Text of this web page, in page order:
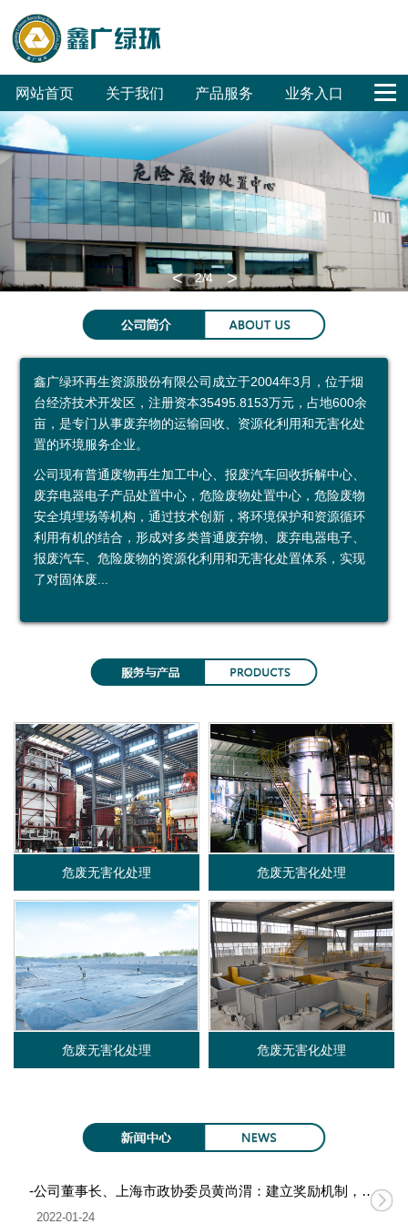
网站首页 关于我们
公
概
况
鑫
文
化
合
作
客
户
联
系
我
们
成
员
鑫
广
再
生
资
上
海
）
有
限
公
司
烟
台
绿
环
运
限
公
司
产品服务
回
收
体
系
危
废
无
害
化
置
废
旧
汽
车
拆
解
废
家
电
拆
解
普
废
加
工
利
用
业务入口
销
招
工
招
标
公
OA
环保科普
环
保
展
示
中
心
普
公
益
参
观
预
约
投资者关系
告 告
2/4
< >
鑫广绿环再生资源股份有限公司成立于2004年3月，位于烟
台经济技术开发区，注册资本35495.8153万元，占地600余
亩，是专门从事废弃物的运输回收、资源化利用和无害化处
置的环境服务企业。
公司现有普通废物再生加工中心、报废汽车回收拆解中心、
废弃电器电子产品处置中心，危险废物处置中心，危险废物
安全填埋场等机构，通过技术创新，将环境保护和资源循环
利用有机的结合，形成对多类普通废弃物、废弃电器电子、
报废汽车、危险废物的资源化利用和无害化处置体系，实现
了对固体废...
危废无害化处理 危废无害化处理
危废无害化处理 危废无害化处理
-公司董事长、上海市政协委员黄尚渭：建立奖励机制，促进无废城市建设
2022-01-24